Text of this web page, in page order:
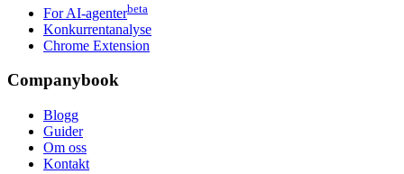
For AI-agenterbeta
Konkurrentanalyse
Chrome Extension
Companybook
Blogg
Guider
Om oss
Kontakt